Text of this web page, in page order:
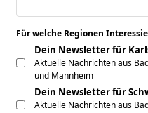
Für welche Regionen
Dein Newsletter für
Aktuelle Nachrichten aus
und Mannheim
Dein Newsletter für
Aktuelle Nachrichten aus